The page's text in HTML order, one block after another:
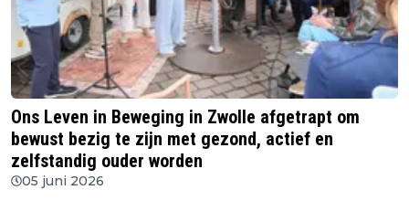
Ons Leven in Beweging in Zwolle afgetrapt om
bewust bezig te zijn met gezond, actief en
zelfstandig ouder worden
05 juni 2026